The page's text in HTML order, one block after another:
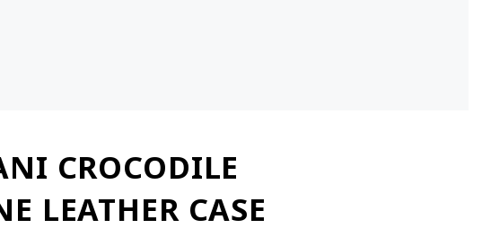
CROCODILE
LEATHER CASE